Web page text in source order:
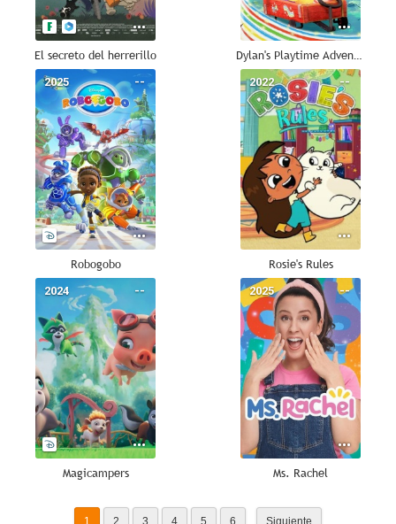
El secreto del herrerillo Dylan's Playtime Adventures
--
2025
Robogobo
--
2022
Rosie's Rules
--
2024
Magicampers
--
2025
Ms. Rachel
1 2 3 4 5 6 Siguiente